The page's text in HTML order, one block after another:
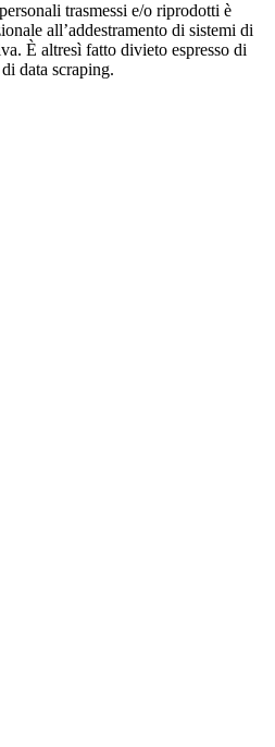
trasmessi e/o riprodotti è
all’addestramento di sistemi di
È altresì fatto divieto espresso di
data scraping.